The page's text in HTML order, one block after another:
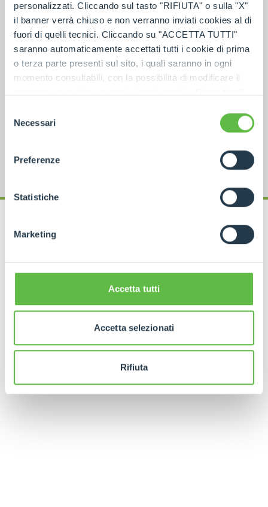
personalizzati. Cliccando sul tasto "RIFIUTA" o sulla "X"
il banner verrà chiuso e non verranno inviati cookies al di
fuori di quelli tecnici. Cliccando su "ACCETTA TUTTI"
saranno automaticamente accettati tutti i cookie di prima
o terza parte presenti sul sito, i quali saranno in ogni
momento consultabili, con la possibilità di modificare il
ogni pagina, selezionare "Modifichi il suo consenso" e
dell'informativa completa nel footer presente in ogni
pagina. Per esercitare i diritti riconosciuti all'interessato ai
GDPR abbiamo predisposto una
apposita procedura.
delNecessari
Preferenze
Statistiche
Marketing
Accetta tutti
Accetta selezionati
Rifiuta
NOTES
informations de contact
l'article 13 du règlement (UE) 2016/679 GDPR".*